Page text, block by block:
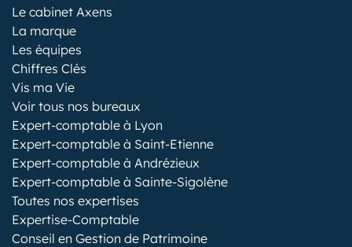
Le cabinet Axens
La marque
Les équipes
Chiffres Clés
Vis ma Vie
Voir tous nos bureaux
Expert-comptable à Lyon
Expert-comptable à Saint-Etienne
Expert-comptable à Andrézieux
Expert-comptable à Sainte-Sigolène
Toutes nos expertises
Expertise-Comptable
Conseil en Gestion de Patrimoine